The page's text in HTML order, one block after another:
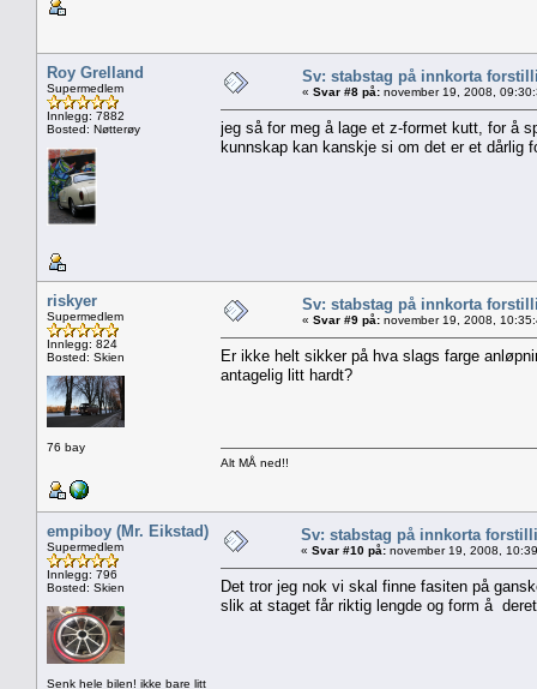
Roy Grelland
Supermedlem
Innlegg: 7882
Bosted: Nøtterøy
Sv: stabstag på innkorta
« Svar #8 på: november 19, 2008,
jeg så for meg å lage et z-formet kutt, for å
kunnskap kan kanskje si om det er et dårlig
riskyer
Supermedlem
Innlegg: 824
Bosted: Skien
76 bay
Sv: stabstag på innkorta
« Svar #9 på: november 19, 2008,
Er ikke helt sikker på hva slags farge
antagelig litt hardt?
Alt MÅ ned!!
empiboy (Mr. Eikstad)
Supermedlem
Innlegg: 796
Bosted: Skien
Senk hele bilen! ikke bare litt
Sv: stabstag på innkorta
« Svar #10 på: november 19, 2008,
Det tror jeg nok vi skal finne fasiten på
slik at staget får riktig lengde og form å